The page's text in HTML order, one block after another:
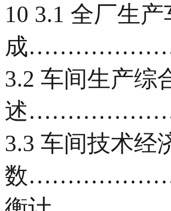
10 3.1 全厂生产
成
3.2 车间生产综
述
3.3 车间技术经
数